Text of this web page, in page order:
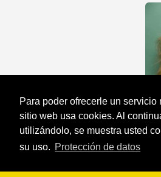
Para poder ofrecerle un servicio
sitio web usa cookies. Al
utilizándolo, se muestra usted
su uso. Protección de datos